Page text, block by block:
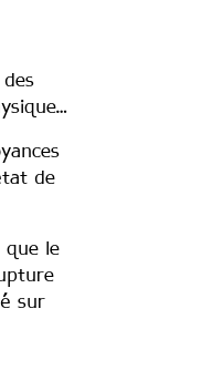
de
que le
sur